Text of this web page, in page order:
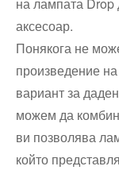
на лампата Drop
аксесоар.
Понякога не
произведение
вариант за
можем да
ви позволява
който